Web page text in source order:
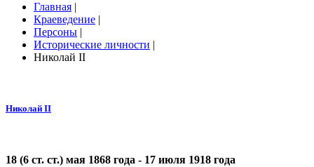
Главная |
Краеведение |
Персоны |
Исторические личности |
Николай II
Николай II
18 (6 ст. ст.) мая 1868 года - 17 июля 1918 года